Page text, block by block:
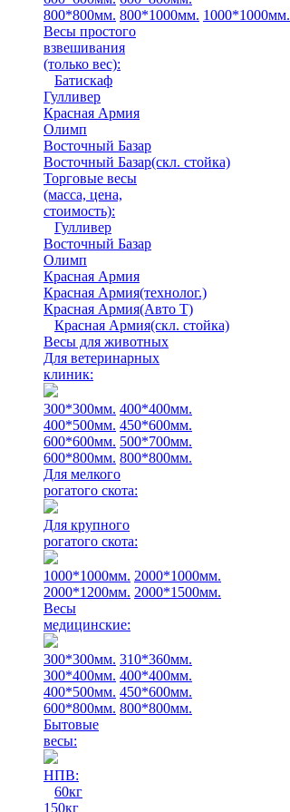
800*800мм. 800*1000мм. 1000*1000мм.
Весы простого
взвешивания
(только вес):
Батискаф
Гулливер
Красная Армия
Олимп
Восточный Базар
Восточный Базар(скл. стойка)
Торговые весы
(масса, цена,
стоимость):
Гулливер
Восточный Базар
Олимп
Красная Армия
Красная Армия(технолог.)
Красная Армия(Авто Т)
Красная Армия(скл. стойка)
Весы для животных
Для ветеринарных
клиник:
300*300мм. 400*400мм.
400*500мм. 450*600мм.
600*600мм. 500*700мм.
600*800мм. 800*800мм.
Для мелкого
рогатого скота:
Для крупного
рогатого скота:
1000*1000мм. 2000*1000мм.
2000*1200мм. 2000*1500мм.
Весы
медицинские:
300*300мм. 310*360мм.
300*400мм. 400*400мм.
400*500мм. 450*600мм.
600*800мм. 800*800мм.
Бытовые
весы:
НПВ:
60кг
150кг